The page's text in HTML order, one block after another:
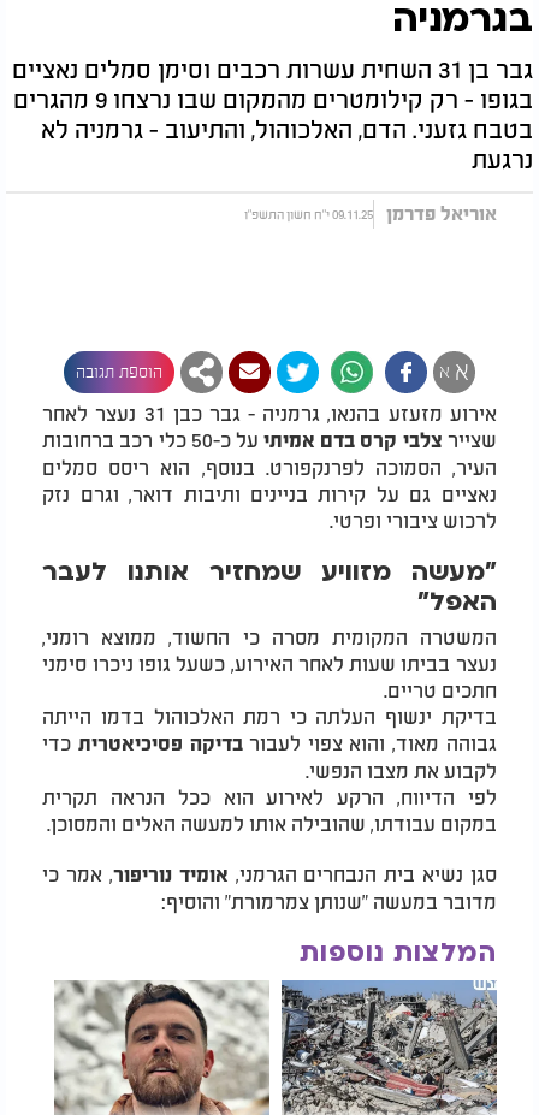
בגרמניה
גבר בן 31 השחית עשרות רכבים וסימן סמלים נאציים
בגופו - רק קילומטרים מהמקום שבו נרצחו 9 מהגרים
בטבח גזעני. הדם, האלכוהול, והתיעוב - גרמניה לא
נרגעת
אוריאל פדרמן 09.11.25 י"ח חשון התשפ"ו
א א הוספת תגובה
אירוע מזעזע בהנאו, גרמניה - גבר כבן 31 נעצר לאחר
שצייר צלבי קרס בדם אמיתי
על כ-50 כלי רכב ברחובות
העיר, הסמוכה לפרנקפורט. בנוסף, הוא ריסס סמלים
נאציים גם על קירות בניינים ותיבות דואר, וגרם נזק
לרכוש ציבורי ופרטי.
"מעשה מזוויע שמחזיר אותנו לעבר
האפל"
המשטרה המקומית מסרה כי החשוד, ממוצא רומני,
נעצר בביתו שעות לאחר האירוע, כשעל גופו ניכרו סימני
חתכים טריים.
בדיקת ינשוף העלתה כי רמת האלכוהול בדמו הייתה
גבוהה מאוד, והוא צפוי לעבורבדיקה פסיכיאטרית כדי
לקבוע את מצבו הנפשי.
לפי הדיווח, הרקע לאירוע הוא ככל הנראה תקרית
במקום עבודתו, שהובילה אותו למעשה האלים והמסוכן.
סגן נשיא בית הנבחרים הגרמני, אומיד נוריפור, אמר כי
מדובר במעשה "שנותן צמרמורת" והוסיף:
המלצות נוספות